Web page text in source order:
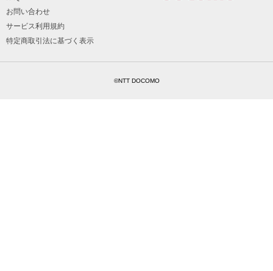
お問い合わせ
サービス利用規約
特定商取引法に基づく表示
©NTT DOCOMO